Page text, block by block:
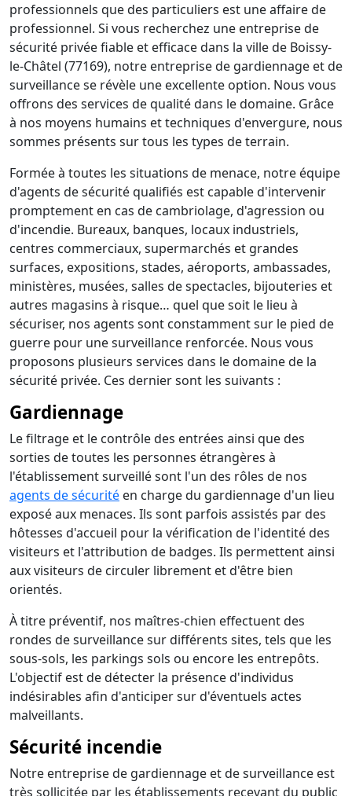
professionnels que des particuliers est une affaire de
professionnel. Si vous recherchez une entreprise de
sécurité privée fiable et efficace dans la ville de Boissy-
le-Châtel (77169), notre entreprise de gardiennage et de
surveillance se révèle une excellente option. Nous vous
offrons des services de qualité dans le domaine. Grâce
à nos moyens humains et techniques d'envergure, nous
sommes présents sur tous les types de terrain.
Formée à toutes les situations de menace, notre équipe
d'agents de sécurité qualifiés est capable d'intervenir
promptement en cas de cambriolage, d'agression ou
d'incendie. Bureaux, banques, locaux industriels,
centres commerciaux, supermarchés et grandes
surfaces, expositions, stades, aéroports, ambassades,
ministères, musées, salles de spectacles, bijouteries et
autres magasins à risque… quel que soit le lieu à
sécuriser, nos agents sont constamment sur le pied de
guerre pour une surveillance renforcée. Nous vous
proposons plusieurs services dans le domaine de la
sécurité privée. Ces dernier sont les suivants :
Gardiennage
Le filtrage et le contrôle des entrées ainsi que des
sorties de toutes les personnes étrangères à
l'établissement surveillé sont l'un des rôles de nos
agents de sécurité en charge du gardiennage d'un lieu
exposé aux menaces. Ils sont parfois assistés par des
hôtesses d'accueil pour la vérification de l'identité des
visiteurs et l'attribution de badges. Ils permettent ainsi
aux visiteurs de circuler librement et d'être bien
orientés.
À titre préventif, nos maîtres-chien effectuent des
rondes de surveillance sur différents sites, tels que les
sous-sols, les parkings sols ou encore les entrepôts.
L'objectif est de détecter la présence d'individus
indésirables afin d'anticiper sur d'éventuels actes
malveillants.
Sécurité incendie
Notre entreprise de gardiennage et de surveillance est
très sollicitée par les établissements recevant du public